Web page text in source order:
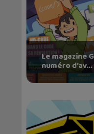
Le magazine
numéro d’av...